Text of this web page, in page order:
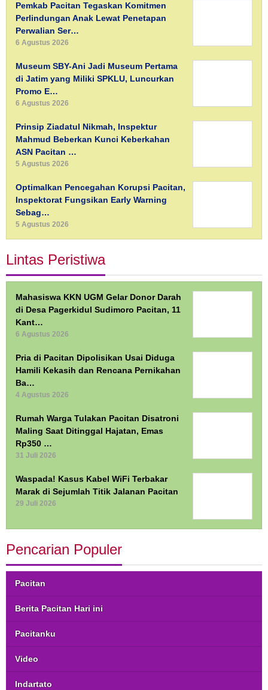
Pemkab Pacitan Tegaskan Komitmen
Perlindungan Anak Lewat Penetapan
Perwalian Ser…
6 Agustus 2026
Museum SBY-Ani Jadi Museum Pertama
di Jatim yang Miliki SPKLU, Luncurkan
Promo E…
6 Agustus 2026
Prinsip Ziadatul Nikmah, Inspektur
Mahmud Beberkan Kunci Keberkahan
ASN Pacitan …
5 Agustus 2026
Optimalkan Pencegahan Korupsi Pacitan,
Inspektorat Fungsikan Early Warning
Sebag…
5 Agustus 2026
Lintas Peristiwa
Mahasiswa KKN UGM Gelar Donor Darah
di Desa Pagerkidul Sudimoro Pacitan, 11
Kant…
6 Agustus 2026
Pria di Pacitan Dipolisikan Usai Diduga
Hamili Kekasih dan Rencana Pernikahan
Ba…
4 Agustus 2026
Rumah Warga Tulakan Pacitan Disatroni
Maling Saat Ditinggal Hajatan, Emas
Rp350 …
31 Juli 2026
Waspada! Kasus Kabel WiFi Terbakar
Marak di Sejumlah Titik Jalanan Pacitan
29 Juli 2026
Pencarian Populer
Pacitan
Berita Pacitan Hari ini
Pacitanku
Video
Indartato